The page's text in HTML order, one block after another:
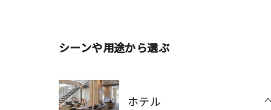
シーンや用途から選ぶ
ホテル